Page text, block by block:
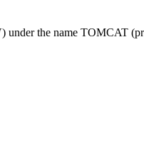
under the name TOMCAT